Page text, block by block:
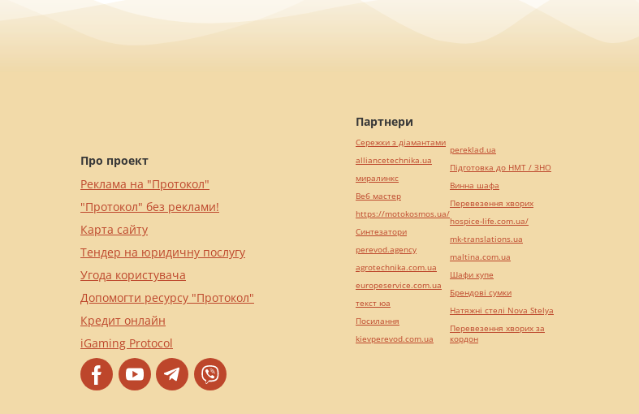
Про проект
Реклама на "Протокол"
"Протокол" без реклами!
Карта сайту
Тендер на юридичну послугу
Угода користувача
Допомогти ресурсу "Протокол"
Кредит онлайн
iGaming Protocol
Партнери
Сережки з діамантами
alliancetechnika.ua
миралинкс
Веб мастер
https://motokosmos.ua/
Синтезатори
perevod.agency
agrotechnika.com.ua
europeservice.com.ua
текст юа
Посилання
kievperevod.com.ua
pereklad.ua
Підготовка до НМТ / ЗНО
Винна шафа
Перевезення хворих
hospice-life.com.ua/
mk-translations.ua
maltina.com.ua
Шафи купе
Брендові сумки
Натяжні стелі Nova Stelya
Перевезення хворих за
кордон